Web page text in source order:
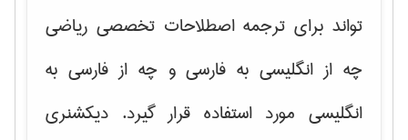
تواند برای ترجمه اصطلاحات تخصصی ریاضی
چه از انگلیسی به فارسی و چه از فارسی به
انگلیسی مورد استفاده قرار گیرد. دیکشنری